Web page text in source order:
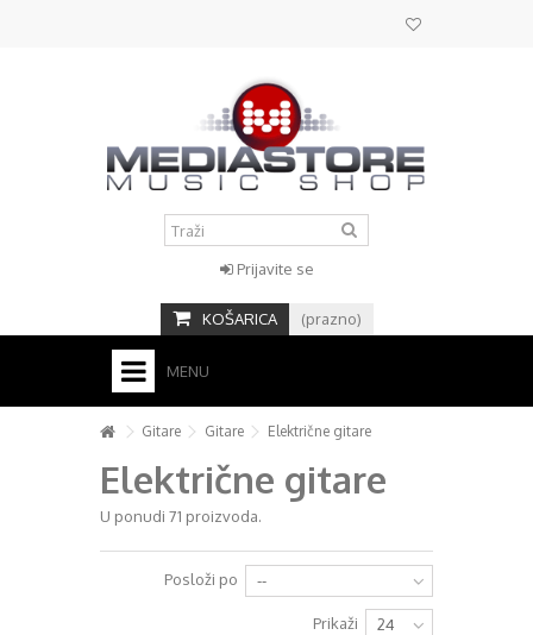
Prijavite se
KOŠARICA (prazno)
MENU
HOME
KONTAKT
STUDIO
+
+
Gitare Gitare Električne gitare
Električne gitare
U ponudi 71 proizvoda.
Posloži po --
Prikaži 24